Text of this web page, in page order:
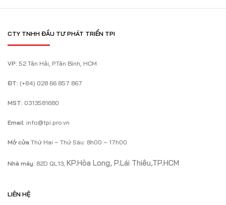
CTY TNHH ĐẦU TƯ PHÁT TRIỂN TPI
VP: 52 Tân Hải, P.Tân Bình, HCM
ĐT: (+84) 028 66 857 867
MST: 0313581680
Email: info@tpi.pro.vn
Mở cửa:Thứ Hai – Thứ Sáu: 8h00 – 17h00
Nhà máy: 82D QL13, KP.Hòa Long, P.Lái Thiêu,TP.HCM
LIÊN HỆ